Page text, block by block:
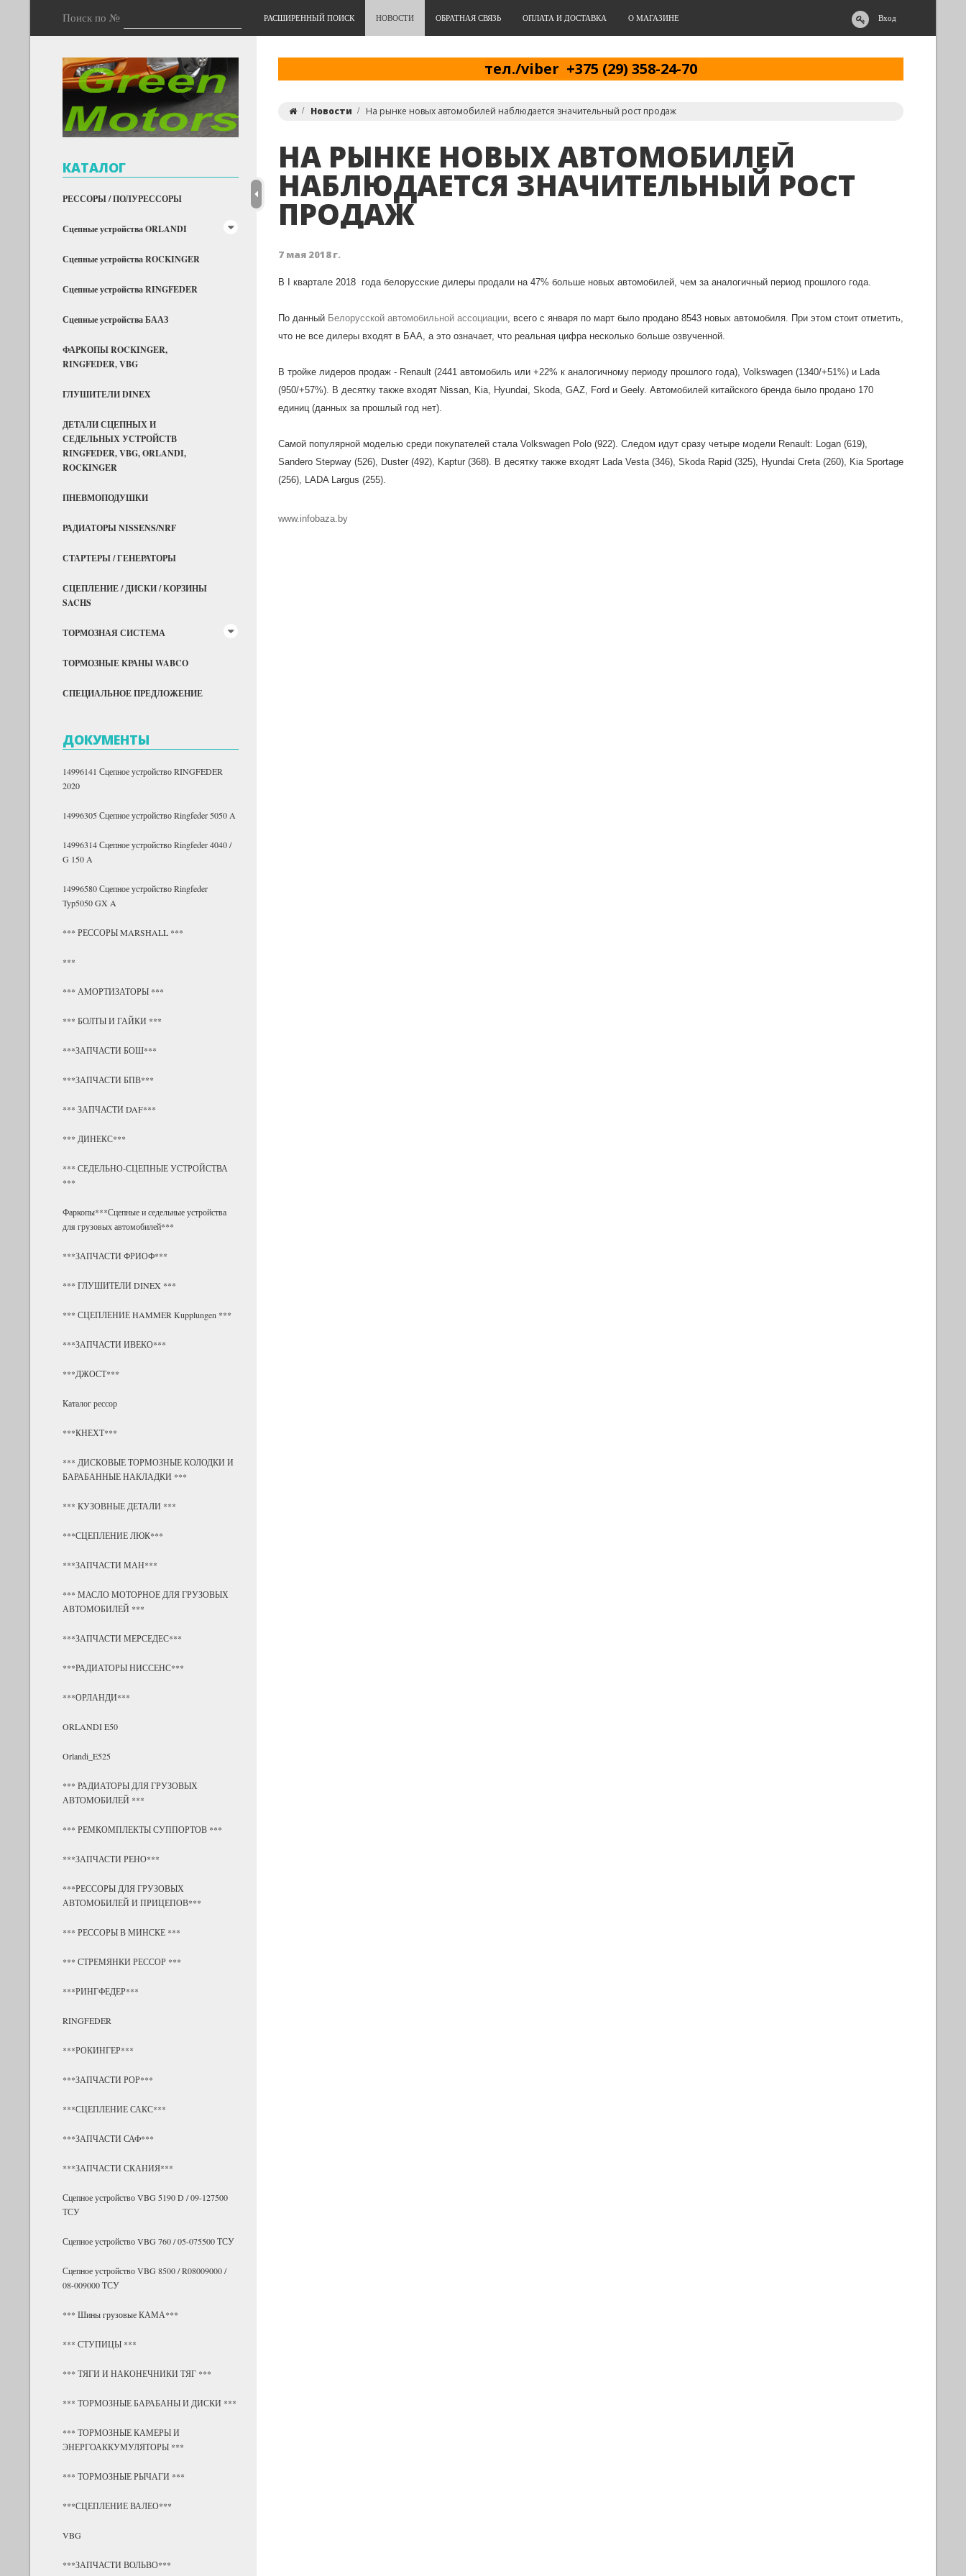
Вход
Поиск по № РАСШИРЕННЫЙ ПОИСК НОВОСТИ ОБРАТНАЯ СВЯЗЬ ОПЛАТА И ДОСТАВКА О МАГАЗИНЕ
КАТАЛОГ
РЕССОРЫ / ПОЛУРЕССОРЫ
Сцепные устройства ORLANDI
Сцепные устройства ROCKINGER
Сцепные устройства RINGFEDER
Сцепные устройства БААЗ
ФАРКОПЫ ROCKINGER,
RINGFEDER, VBG
ГЛУШИТЕЛИ DINEX
ДЕТАЛИ СЦЕПНЫХ И
СЕДЕЛЬНЫХ УСТРОЙСТВ
RINGFEDER, VBG, ORLANDI,
ROCKINGER
ПНЕВМОПОДУШКИ
РАДИАТОРЫ NISSENS/NRF
СТАРТЕРЫ / ГЕНЕРАТОРЫ
СЦЕПЛЕНИЕ / ДИСКИ / КОРЗИНЫ
SACHS
ТОРМОЗНАЯ СИСТЕМА
ТОРМОЗНЫЕ КРАНЫ WABCO
СПЕЦИАЛЬНОЕ ПРЕДЛОЖЕНИЕ
ДОКУМЕНТЫ
14996141 Сцепное устройство RINGFEDER
2020
14996305 Сцепное устройство Ringfeder 5050 A
14996314 Сцепное устройство Ringfeder 4040 /
G 150 A
14996580 Сцепное устройство Ringfeder
Typ5050 GX A
*** РЕССОРЫ MARSHALL ***
***
*** АМОРТИЗАТОРЫ ***
*** БОЛТЫ И ГАЙКИ ***
***ЗАПЧАСТИ БОШ***
***ЗАПЧАСТИ БПВ***
*** ЗАПЧАСТИ DAF***
*** ДИНЕКС***
*** СЕДЕЛЬНО-СЦЕПНЫЕ УСТРОЙСТВА
***
Фаркопы***Сцепные и седельные устройства
для грузовых автомобилей***
***ЗАПЧАСТИ ФРИОФ***
*** ГЛУШИТЕЛИ DINEX ***
*** СЦЕПЛЕНИЕ HAMMER Kupplungen ***
***ЗАПЧАСТИ ИВЕКО***
***ДЖОСТ***
Каталог рессор
***КНЕХТ***
*** ДИСКОВЫЕ ТОРМОЗНЫЕ КОЛОДКИ И
БАРАБАННЫЕ НАКЛАДКИ ***
*** КУЗОВНЫЕ ДЕТАЛИ ***
***СЦЕПЛЕНИЕ ЛЮК***
***ЗАПЧАСТИ МАН***
*** МАСЛО МОТОРНОЕ ДЛЯ ГРУЗОВЫХ
АВТОМОБИЛЕЙ ***
***ЗАПЧАСТИ МЕРСЕДЕС***
***РАДИАТОРЫ НИССЕНС***
***ОРЛАНДИ***
ORLANDI E50
Orlandi_E525
*** РАДИАТОРЫ ДЛЯ ГРУЗОВЫХ
АВТОМОБИЛЕЙ ***
*** РЕМКОМПЛЕКТЫ СУППОРТОВ ***
***ЗАПЧАСТИ РЕНО***
***РЕССОРЫ ДЛЯ ГРУЗОВЫХ
АВТОМОБИЛЕЙ И ПРИЦЕПОВ***
*** РЕССОРЫ В МИНСКЕ ***
*** СТРЕМЯНКИ РЕССОР ***
***РИНГФЕДЕР***
RINGFEDER
***РОКИНГЕР***
***ЗАПЧАСТИ РОР***
***СЦЕПЛЕНИЕ САКС***
***ЗАПЧАСТИ САФ***
***ЗАПЧАСТИ СКАНИЯ***
Сцепное устройство VBG 5190 D / 09-127500
ТСУ
Сцепное устройство VBG 760 / 05-075500 ТСУ
Сцепное устройство VBG 8500 / R08009000 /
08-009000 ТСУ
*** Шины грузовые КАМА***
*** СТУПИЦЫ ***
*** ТЯГИ И НАКОНЕЧНИКИ ТЯГ ***
*** ТОРМОЗНЫЕ БАРАБАНЫ И ДИСКИ ***
*** ТОРМОЗНЫЕ КАМЕРЫ И
ЭНЕРГОАККУМУЛЯТОРЫ ***
*** ТОРМОЗНЫЕ РЫЧАГИ ***
***СЦЕПЛЕНИЕ ВАЛЕО***
VBG
***ЗАПЧАСТИ ВОЛЬВО***
тел./viber +375 (29) 358-24-70
Новости На рынке новых автомобилей наблюдается значительный рост продаж
НА РЫНКЕ НОВЫХ АВТОМОБИЛЕЙ
НАБЛЮДАЕТСЯ ЗНАЧИТЕЛЬНЫЙ РОСТ
ПРОДАЖ
7 мая 2018 г.
В I квартале 2018 года белорусские дилеры продали на 47% больше новых автомобилей, чем за аналогичный период прошлого года.
По данный Белорусской автомобильной ассоциации, всего с января по март было продано 8543 новых автомобиля. При этом стоит отметить,
что не все дилеры входят в БАА, а это означает, что реальная цифра несколько больше озвученной.
В тройке лидеров продаж - Renault (2441 автомобиль или +22% к аналогичному периоду прошлого года), Volkswagen (1340/+51%) и Lada
(950/+57%). В десятку также входят Nissan, Kia, Hyundai, Skoda, GAZ, Ford и Geely. Автомобилей китайского бренда было продано 170
единиц (данных за прошлый год нет).
Самой популярной моделью среди покупателей стала Volkswagen Polo (922). Следом идут сразу четыре модели Renault: Logan (619),
Sandero Stepway (526), Duster (492), Kaptur (368). В десятку также входят Lada Vesta (346), Skoda Rapid (325), Hyundai Creta (260), Kia Sportage
(256), LADA Largus (255).
www.infobaza.by